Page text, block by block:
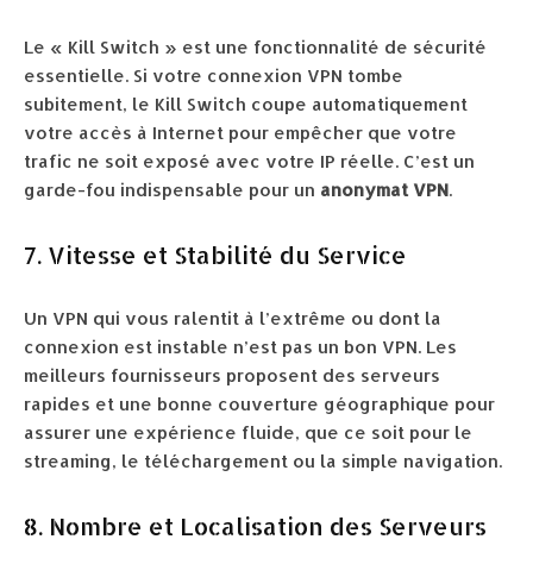
Le « Kill Switch » est une fonctionnalité de sécurité
essentielle. Si votre connexion VPN tombe
subitement, le Kill Switch coupe automatiquement
votre accès à Internet pour empêcher que votre
trafic ne soit exposé avec votre IP réelle. C’est un
garde-fou indispensable pour un anonymat VPN.
7. Vitesse et Stabilité du Service
Un VPN qui vous ralentit à l’extrême ou dont la
connexion est instable n’est pas un bon VPN. Les
meilleurs fournisseurs proposent des serveurs
rapides et une bonne couverture géographique pour
assurer une expérience fluide, que ce soit pour le
streaming, le téléchargement ou la simple navigation.
8. Nombre et Localisation des Serveurs